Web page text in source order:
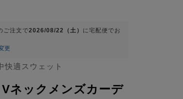
ご注文で2026/08/22（土） に宅配便 でお
更
快適スウェット
ネックメンズカーデ